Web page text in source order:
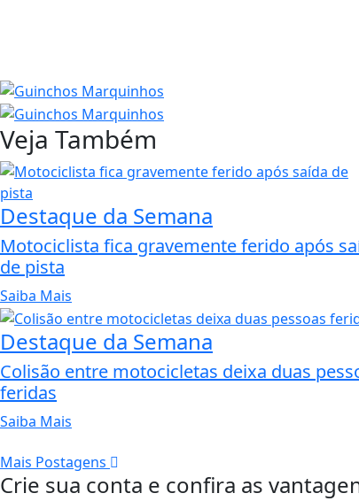
Veja Também
Destaque da Semana
Motociclista fica gravemente ferido após
de pista
Saiba Mais
Destaque da Semana
Colisão entre motocicletas deixa duas
feridas
Saiba Mais
Mais Postagens
Crie sua conta e confira as